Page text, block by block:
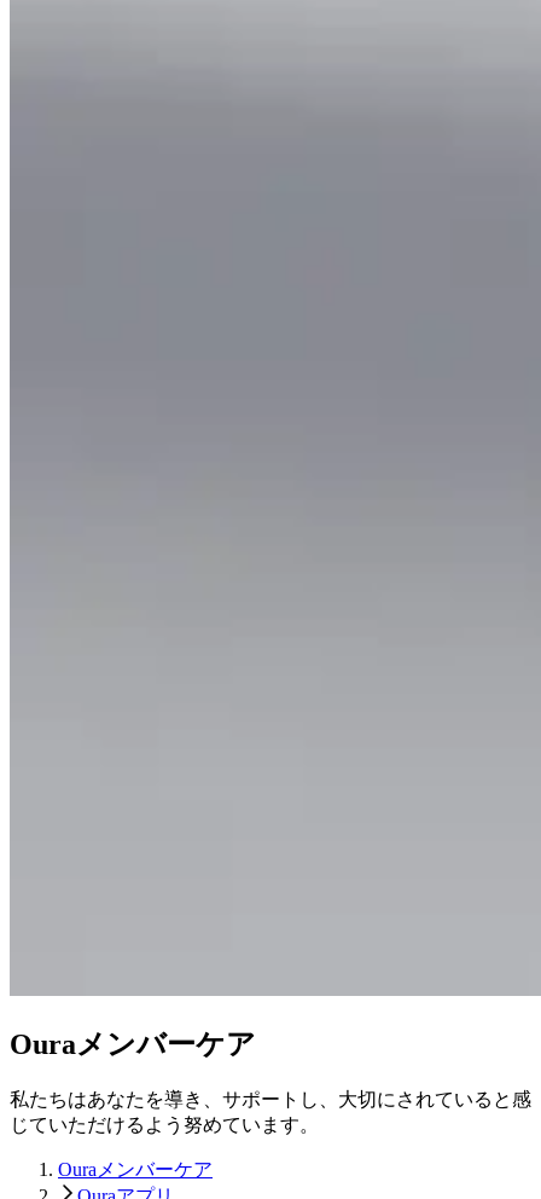
Ouraメンバーケア
私たちはあなたを導き、サポートし、大切にされていると感
じていただけるよう努めています。
Ouraメンバーケア